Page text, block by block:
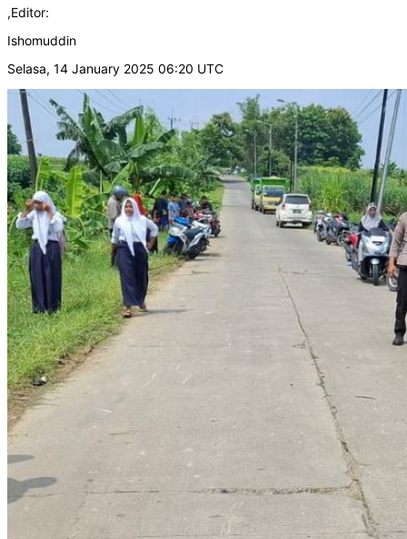
,Editor:
Ishomuddin
Selasa, 14 January 2025 06:20 UTC